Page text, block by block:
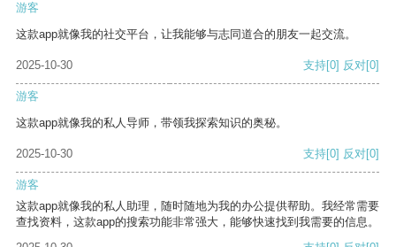
游客
这款app就像我的社交平台，让我能够与志同道合的朋友一起交流。
2025-10-30 支持[0] 反对[0]
游客
这款app就像我的私人导师，带领我探索知识的奥秘。
2025-10-30 支持[0] 反对[0]
游客
这款app就像我的私人助理，随时随地为我的办公提供帮助。我经常需要
查找资料，这款app的搜索功能非常强大，能够快速找到我需要的信息。